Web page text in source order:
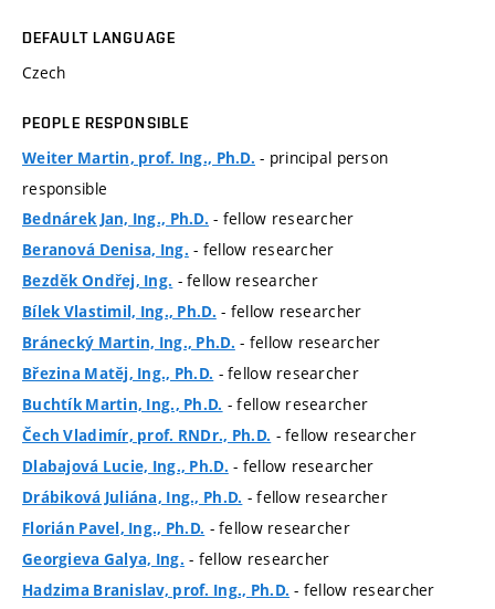
DEFAULT LANGUAGE
Czech
PEOPLE RESPONSIBLE
Weiter Martin, prof. Ing., Ph.D. - principal person
responsible
Bednárek Jan, Ing., Ph.D. - fellow researcher
Beranová Denisa, Ing. - fellow researcher
Bezděk Ondřej, Ing. - fellow researcher
Bílek Vlastimil, Ing., Ph.D. - fellow researcher
Bránecký Martin, Ing., Ph.D. - fellow researcher
Březina Matěj, Ing., Ph.D. - fellow researcher
Buchtík Martin, Ing., Ph.D. - fellow researcher
Čech Vladimír, prof. RNDr., Ph.D. - fellow researcher
Dlabajová Lucie, Ing., Ph.D. - fellow researcher
Drábiková Juliána, Ing., Ph.D. - fellow researcher
Florián Pavel, Ing., Ph.D. - fellow researcher
Georgieva Galya, Ing. - fellow researcher
Hadzima Branislav, prof. Ing., Ph.D. - fellow researcher